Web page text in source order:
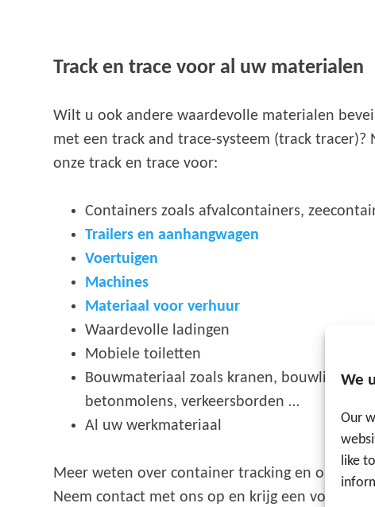
We
Our
like
Track en trace voor al uw materialen
Wilt u ook andere waardevolle materialen
met een track and trace-systeem (track tracer)?
onze track en trace voor:
Containers zoals afvalcontainers,
Trailers en aanhangwagen
Voertuigen
Machines
Materiaal voor verhuur
Waardevolle ladingen
Mobiele toiletten
Bouwmateriaal zoals kranen, bouwliften,
betonmolens, verkeersborden …
Al uw werkmateriaal
Meer weten over container tracking en onze
Neem contact met ons op en krijg een voorstel